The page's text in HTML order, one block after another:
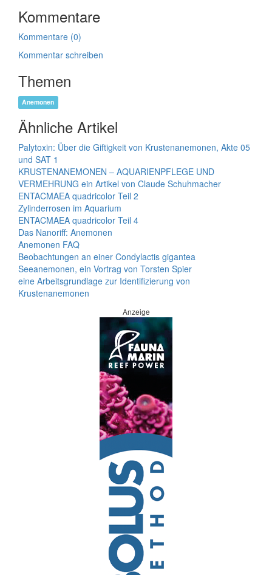
Kommentare
Kommentare (0)
Kommentar schreiben
Themen
Anemonen
Ähnliche Artikel
Palytoxin: Über die Giftigkeit von Krustenanemonen, Akte 05
und SAT 1
KRUSTENANEMONEN – AQUARIENPFLEGE UND
VERMEHRUNG ein Artikel von Claude Schuhmacher
ENTACMAEA quadricolor Teil 2
Zylinderrosen im Aquarium
ENTACMAEA quadricolor Teil 4
Das Nanoriff: Anemonen
Anemonen FAQ
Beobachtungen an einer Condylactis gigantea
Seeanemonen, ein Vortrag von Torsten Spier
eine Arbeitsgrundlage zur Identifizierung von
Krustenanemonen
Anzeige